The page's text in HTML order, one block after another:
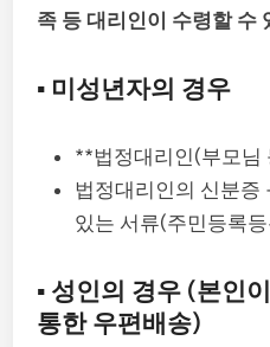
족 등 대리인이 수령할 수
▪️ 미성년자의 경우
**법정대리인(부모님
법정대리인의 신분증
있는 서류(주민등록
▪️ 성인의 경우 (본인
통한 우편배송)